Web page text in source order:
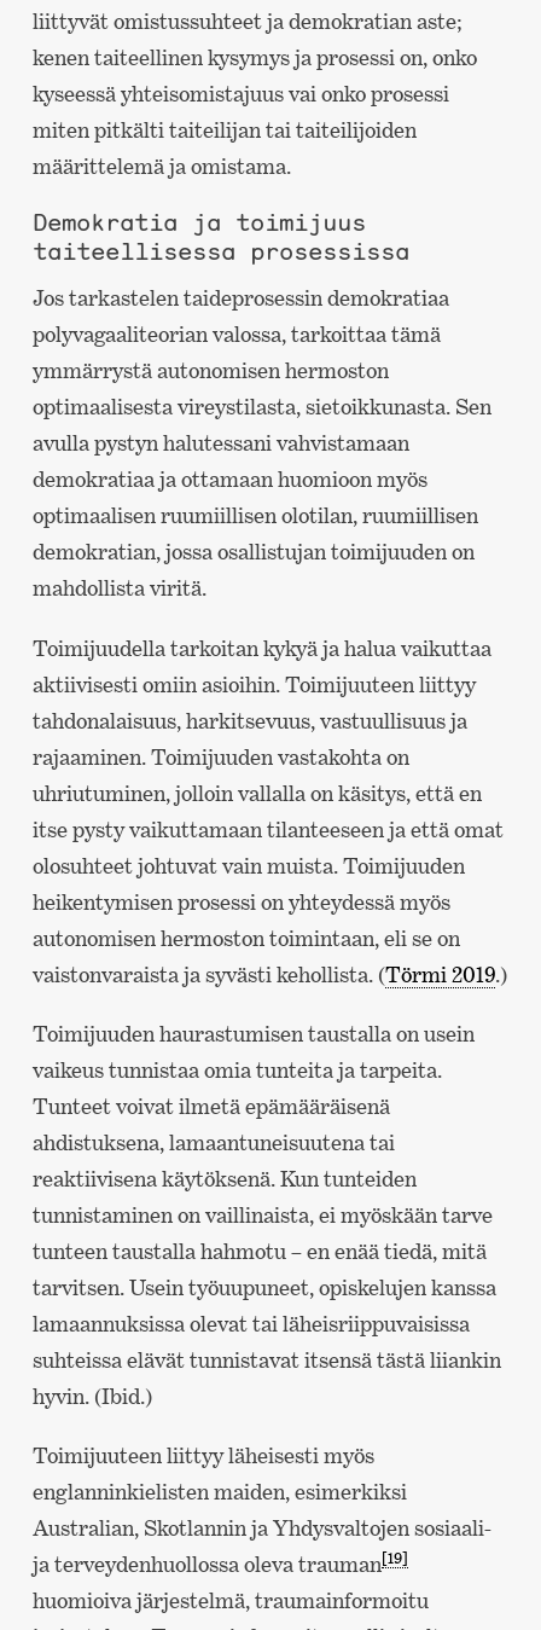
liittyvät omistussuhteet ja demokratian aste;
kenen taiteellinen kysymys ja prosessi on, onko
kyseessä yhteisomistajuus vai onko prosessi
miten pitkälti taiteilijan tai taiteilijoiden
määrittelemä ja omistama.
Demokratia ja toimijuus
taiteellisessa prosessissa
Jos tarkastelen taideprosessin demokratiaa
polyvagaaliteorian valossa, tarkoittaa tämä
ymmärrystä autonomisen hermoston
optimaalisesta vireystilasta, sietoikkunasta. Sen
avulla pystyn halutessani vahvistamaan
demokratiaa ja ottamaan huomioon myös
optimaalisen ruumiillisen olotilan, ruumiillisen
demokratian, jossa osallistujan toimijuuden on
mahdollista viritä.
Toimijuudella tarkoitan kykyä ja halua vaikuttaa
aktiivisesti omiin asioihin. Toimijuuteen liittyy
tahdonalaisuus, harkitsevuus, vastuullisuus ja
rajaaminen. Toimijuuden vastakohta on
uhriutuminen, jolloin vallalla on käsitys, että en
itse pysty vaikuttamaan tilanteeseen ja että omat
olosuhteet johtuvat vain muista. Toimijuuden
heikentymisen prosessi on yhteydessä myös
autonomisen hermoston toimintaan, eli se on
vaistonvaraista ja syvästi kehollista. (Törmi 2019.)
Toimijuuden haurastumisen taustalla on usein
vaikeus tunnistaa omia tunteita ja tarpeita.
Tunteet voivat ilmetä epämääräisenä
ahdistuksena, lamaantuneisuutena tai
reaktiivisena käytöksenä. Kun tunteiden
tunnistaminen on vaillinaista, ei myöskään tarve
tunteen taustalla hahmotu – en enää tiedä, mitä
tarvitsen. Usein työuupuneet, opiskelujen kanssa
lamaannuksissa olevat tai läheisriippuvaisissa
suhteissa elävät tunnistavat itsensä tästä liiankin
hyvin. (Ibid.)
Toimijuuteen liittyy läheisesti myös
englanninkielisten maiden, esimerkiksi
Australian, Skotlannin ja Yhdysvaltojen sosiaali-
ja terveydenhuollossa oleva trauman[19]
huomioiva järjestelmä, traumainformoitu